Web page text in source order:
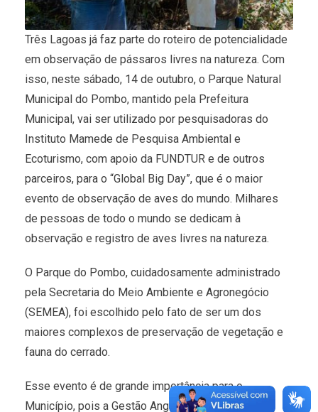
Três Lagoas já faz parte do roteiro de potencialidade
em observação de pássaros livres na natureza. Com
isso, neste sábado, 14 de outubro, o Parque Natural
Municipal do Pombo, mantido pela Prefeitura
Municipal, vai ser utilizado por pesquisadoras do
Instituto Mamede de Pesquisa Ambiental e
Ecoturismo, com apoio da FUNDTUR e de outros
parceiros, para o “Global Big Day”, que é o maior
evento de observação de aves do mundo. Milhares
de pessoas de todo o mundo se dedicam à
observação e registro de aves livres na natureza.
O Parque do Pombo, cuidadosamente administrado
pela Secretaria do Meio Ambiente e Agronegócio
(SEMEA), foi escolhido pelo fato de ser um dos
maiores complexos de preservação de vegetação e
fauna do cerrado.
Esse evento é de grande importância para o
Município, pois a Gestão Angelo Guerreiro não tem